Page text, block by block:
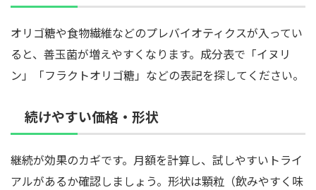
オリゴ糖や食物繊維などのプレバイオティクスが入ってい
ると、善玉菌が増えやすくなります。成分表で「イヌリ
ン」「フラクトオリゴ糖」などの表記を探してください。
続けやすい価格・形状
継続が効果のカギです。月額を計算し、試しやすいトライ
アルがあるか確認しましょう。形状は顆粒（飲みやすく味